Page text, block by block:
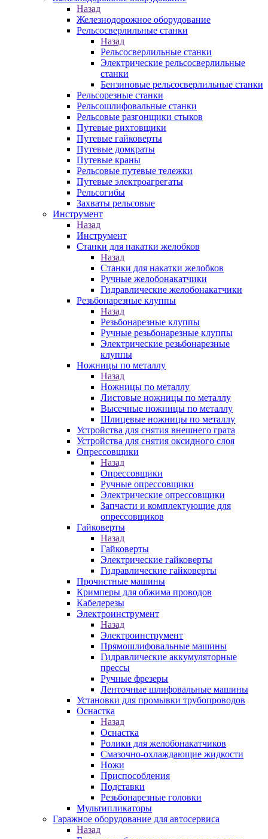
Назад
Железнодорожное оборудование
Рельсосверлильные станки
Назад
Рельсосверлильные станки
Электрические рельсосверлильные
станки
Бензиновые рельсосверлильные станки
Рельсорезные станки
Рельсошлифовальные станки
Рельсовые разгонщики стыков
Путевые рихтовщики
Путевые гайковерты
Путевые домкраты
Путевые краны
Рельсовые путевые тележки
Путевые электроагрегаты
Рельсогибы
Захваты рельсовые
Инструмент
Назад
Инструмент
Станки для накатки желобков
Назад
Станки для накатки желобков
Ручные желобонакатчики
Гидравлические желобонакатчики
Резьбонарезные клуппы
Назад
Резьбонарезные клуппы
Ручные резьбонарезные клуппы
Электрические резьбонарезные
клуппы
Ножницы по металлу
Назад
Ножницы по металлу
Листовые ножницы по металлу
Высечные ножницы по металлу
Шлицевые ножницы по металлу
Устройства для снятия внешнего грата
Устройства для снятия оксидного слоя
Опрессовщики
Назад
Опрессовщики
Ручные опрессовщики
Электрические опрессовщики
Запчасти и комплектующие для
опрессовщиков
Гайковерты
Назад
Гайковерты
Электрические гайковерты
Гидравлические гайковерты
Прочистные машины
Кримперы для обжима проводов
Кабелерезы
Электроинструмент
Назад
Электроинструмент
Прямошлифовальные машины
Гидравлические аккумуляторные
прессы
Ручные фрезеры
Ленточные шлифовальные машины
Установки для промывки трубопроводов
Оснастка
Назад
Оснастка
Ролики для желобонакатчиков
Смазочно-охлаждающие жидкости
Ножи
Приспособления
Подставки
Резьбонарезные головки
Мультипликаторы
Гаражное оборудование для автосервиса
Назад